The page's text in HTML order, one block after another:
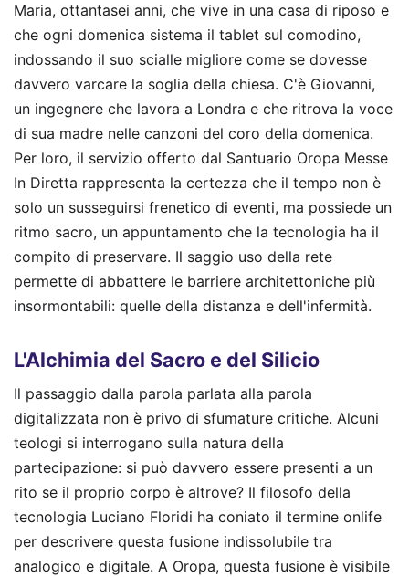
Maria, ottantasei anni, che vive in una casa di riposo e
che ogni domenica sistema il tablet sul comodino,
indossando il suo scialle migliore come se dovesse
davvero varcare la soglia della chiesa. C'è Giovanni,
un ingegnere che lavora a Londra e che ritrova la voce
di sua madre nelle canzoni del coro della domenica.
Per loro, il servizio offerto dal Santuario Oropa Messe
In Diretta rappresenta la certezza che il tempo non è
solo un susseguirsi frenetico di eventi, ma possiede un
ritmo sacro, un appuntamento che la tecnologia ha il
compito di preservare. Il saggio uso della rete
permette di abbattere le barriere architettoniche più
insormontabili: quelle della distanza e dell'infermità.
L'Alchimia del Sacro e del Silicio
Il passaggio dalla parola parlata alla parola
digitalizzata non è privo di sfumature critiche. Alcuni
teologi si interrogano sulla natura della
partecipazione: si può davvero essere presenti a un
rito se il proprio corpo è altrove? Il filosofo della
tecnologia Luciano Floridi ha coniato il termine onlife
per descrivere questa fusione indissolubile tra
analogico e digitale. A Oropa, questa fusione è visibile